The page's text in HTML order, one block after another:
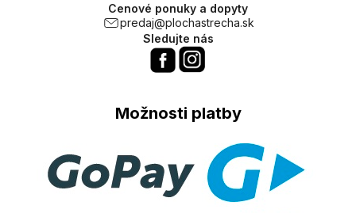
Cenové ponuky a dopyty
predaj@plochastrecha.sk
Sledujte nás
Možnosti platby